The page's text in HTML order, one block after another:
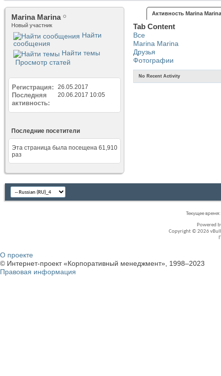
Marina Marina
Новый участник
Найти
сообщения
Найти темы
Просмотр статей
Регистрация 26.05.2017
Последняя
активность
20.06.2017 10:05
Последние посетители
Эта страница была посещена 61,910
раз
Активность Marina Marina
Tab Content
Все
Marina Marina
Друзья
Фотографии
No Recent Activity
Текущее время:
Powered
Copyright © 2026
О проекте
© Интернет-проект «Корпоративный менеджмент», 1998–2023
Правовая информация